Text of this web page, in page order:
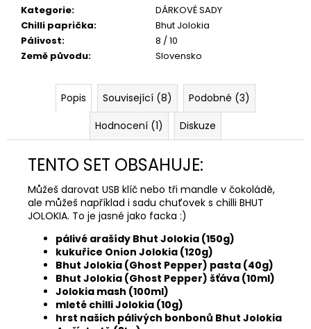
Kategorie:
DÁRKOVÉ SADY
Chilli paprička:
Bhut Jolokia
Pálivost:
8 / 10
Země původu: Slovensko
Popis Související (8)
Podobné (3)
Hodnocení (1)
Diskuze
TENTO SET OBSAHUJE:
Můžeš darovat USB klíč nebo tři mandle v čokoládě,
ale můžeš například i sadu chuťovek s chilli BHUT
JOLOKIA. To je jasné jako facka :)
pálivé arašídy Bhut Jolokia (150g)
kukuřice Onion Jolokia (120g)
Bhut Jolokia (Ghost Pepper) pasta (40g)
Bhut Jolokia (Ghost Pepper) šťáva (10ml)
Jolokia mash (100ml)
mleté chilli Jolokia (10g)
hrst našich pálivých bonbonů Bhut Jolokia